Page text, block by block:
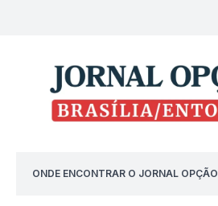
ONDE ENCONTRAR O JORNAL OPÇÃO